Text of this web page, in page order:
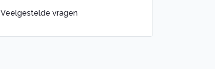
Veelgestelde vragen